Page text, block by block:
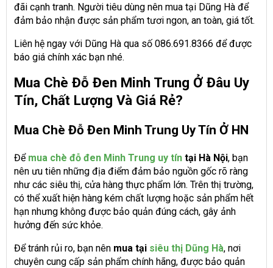
đãi cạnh tranh. Người tiêu dùng nên mua tại Dũng Hà để
đảm bảo nhận được sản phẩm tươi ngon, an toàn, giá tốt.
Liên hệ ngay với Dũng Hà qua số 086.691.8366 để được
báo giá chính xác bạn nhé.
Mua Chè Đỗ Đen Minh Trung Ở Đâu Uy
Tín, Chất Lượng Và Giá Rẻ?
Mua Chè Đỗ Đen Minh Trung Uy Tín Ở HN
Đểmua chè đỗ đen Minh Trung uy tín tại Hà Nội, bạn
nên ưu tiên những địa điểm đảm bảo nguồn gốc rõ ràng
như các siêu thị, cửa hàng thực phẩm lớn. Trên thị trường,
có thể xuất hiện hàng kém chất lượng hoặc sản phẩm hết
hạn nhưng không được bảo quản đúng cách, gây ảnh
hưởng đến sức khỏe.
Để tránh rủi ro, bạn nên mua tại siêu thị Dũng Hà, nơi
chuyên cung cấp sản phẩm chính hãng, được bảo quản